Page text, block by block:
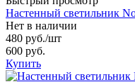
Настенный светильник
Нет в наличии
480 руб./шт
600 руб.
Купить